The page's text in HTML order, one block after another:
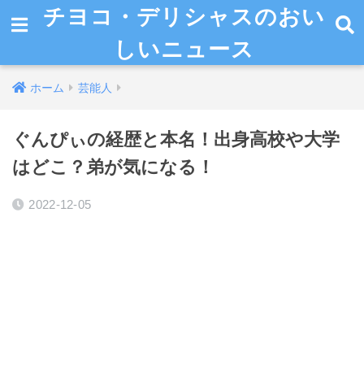
チヨコ・デリシャスのおい
しいニュース
ホーム 芸能人
ぐんぴぃの経歴と本名！出身高校や大学
はどこ？弟が気になる！
2022-12-05